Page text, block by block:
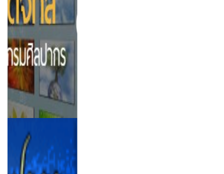
สำนักศิลปากรที่ ๔ ลพบุรี